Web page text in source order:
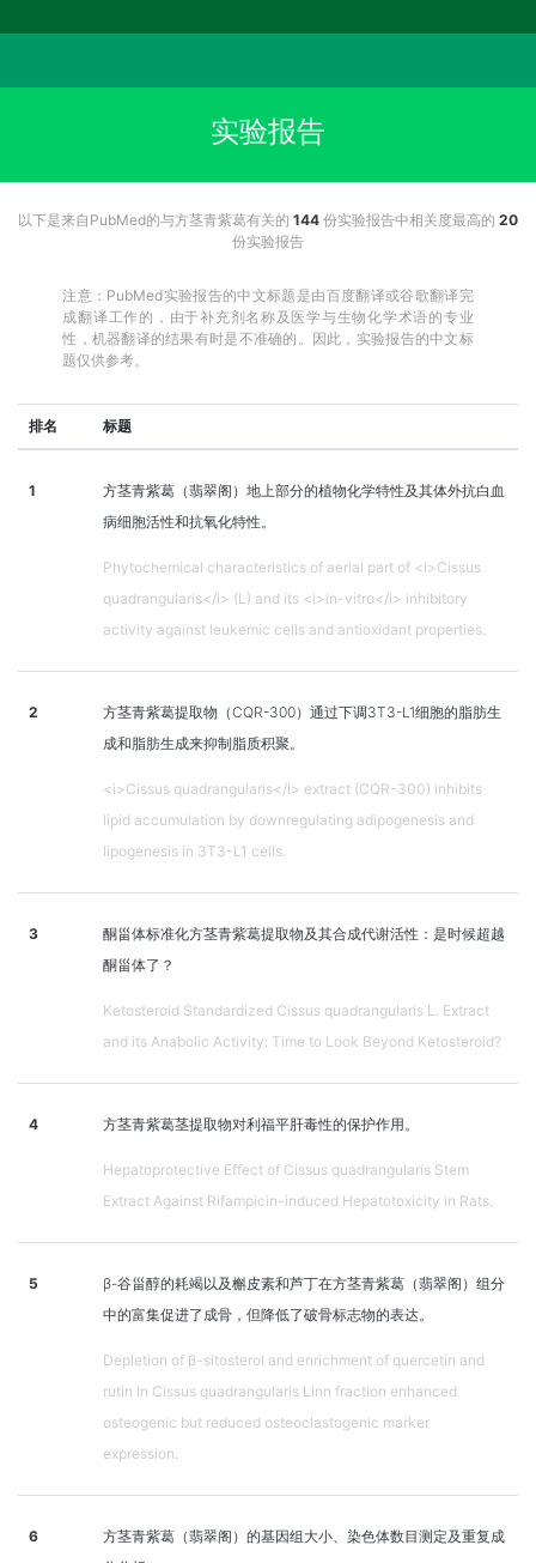
实验报告
以下是来自PubMed的与方茎青紫葛有关的 144 份实验报告中相关度最高的 20
份实验报告
注意：PubMed实验报告的中文标题是由百度翻译或谷歌翻译完
成翻译工作的，由于补充剂名称及医学与生物化学术语的专业
性，机器翻译的结果有时是不准确的。因此，实验报告的中文标
题仅供参考。
排名 标题
1
方茎青紫葛（翡翠阁）地上部分的植物化学特性及其体外抗白血
病细胞活性和抗氧化特性。
Phytochemical characteristics of aerial part of <i>Cissus
quadrangularis</i> (L) and its <i>in-vitro</i> inhibitory
activity against leukemic cells and antioxidant properties.
2
方茎青紫葛提取物（CQR-300）通过下调3T3-L1细胞的脂肪生
成和脂肪生成来抑制脂质积聚。
<i>Cissus quadrangularis</i> extract (CQR-300) inhibits
lipid accumulation by downregulating adipogenesis and
lipogenesis in 3T3-L1 cells.
3
酮甾体标准化方茎青紫葛提取物及其合成代谢活性：是时候超越
酮甾体了？
Ketosteroid Standardized Cissus quadrangularis L. Extract
and its Anabolic Activity: Time to Look Beyond Ketosteroid?
4 方茎青紫葛茎提取物对利福平肝毒性的保护作用。
Hepatoprotective Effect of Cissus quadrangularis Stem
Extract Against Rifampicin-induced Hepatotoxicity in Rats.
5
β-谷甾醇的耗竭以及槲皮素和芦丁在方茎青紫葛（翡翠阁）组分
中的富集促进了成骨，但降低了破骨标志物的表达。
Depletion of β-sitosterol and enrichment of quercetin and
rutin in Cissus quadrangularis Linn fraction enhanced
osteogenic but reduced osteoclastogenic marker
expression.
6
方茎青紫葛（翡翠阁）的基因组大小、染色体数目测定及重复成